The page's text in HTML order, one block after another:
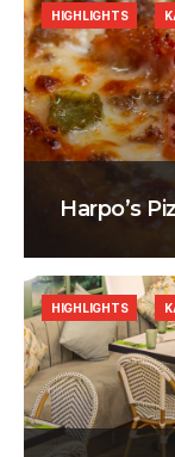
Harpo’s
HIGHLIGHTS
HIGHLIGHTS